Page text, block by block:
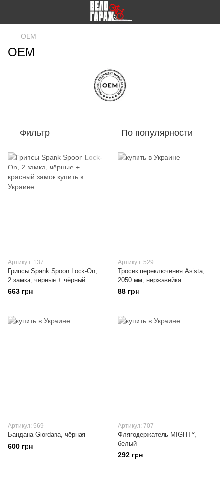
OEM
OEM
Фильтр По популярности
Артикул: 137
Грипсы Spank Spoon Lock-On,
2 замка, чёрные + чёрный
замок
663 грн
Артикул: 529
Тросик переключения Asista,
2050 мм, нержавейка
88 грн
Артикул: 569
Бандана Giordana, чёрная
600 грн
Артикул: 707
Флягодержатель MIGHTY,
белый
292 грн